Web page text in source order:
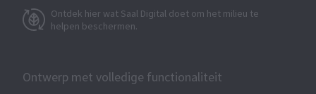
Ontdek hier wat Saal Digital doet om het milieu te
helpen beschermen.
Ontwerp met volledige functionaliteit